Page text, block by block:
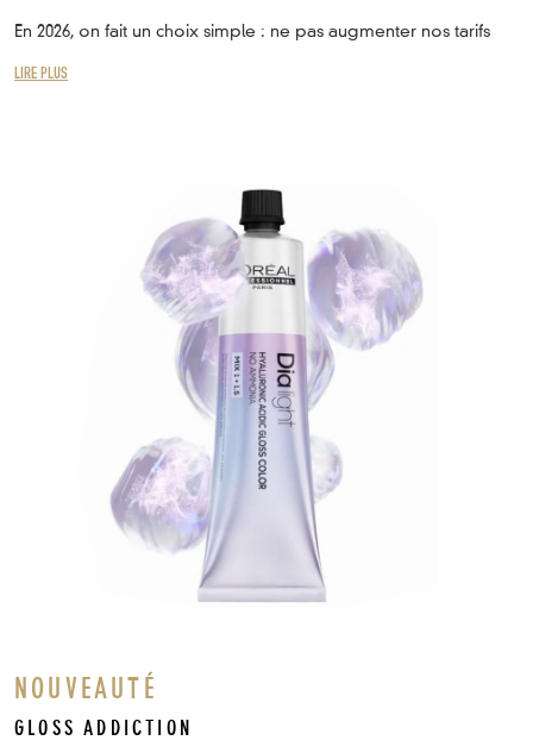
En 2026, on fait un choix simple : ne pas augmenter nos tarifs
LIRE PLUS
NOUVEAUTÉ
GLOSS ADDICTION